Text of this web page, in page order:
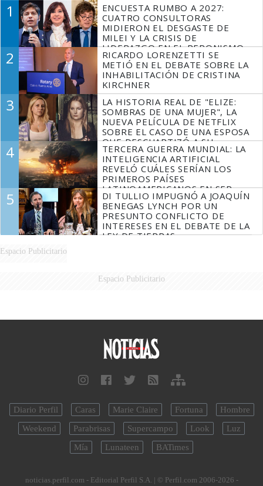
1
ENCUESTA RUMBO A 2027:
CUATRO CONSULTORAS
MIDIERON EL DESGASTE DE
MILEI Y LA CRISIS DE
LIDERAZGO EN EL PERONISMO
2
RICARDO LORENZETTI SE
METIÓ EN EL DEBATE SOBRE LA
INHABILITACIÓN DE CRISTINA
KIRCHNER
3
LA HISTORIA REAL DE "ELIZE:
SOMBRAS DE UNA MUJER", LA
NUEVA PELÍCULA DE NETFLIX
SOBRE EL CASO DE UNA ESPOSA
QUE DESCUARTIZÓ A SU
MARIDO
4
TERCERA GUERRA MUNDIAL: LA
INTELIGENCIA ARTIFICIAL
REVELÓ CUÁLES SERÍAN LOS
PRIMEROS PAÍSES
LATINOAMERICANOS EN SER
DERROTADOS
5
DI TULLIO IMPUGNÓ A JOAQUÍN
BENEGAS LYNCH POR UN
PRESUNTO CONFLICTO DE
INTERESES EN EL DEBATE DE LA
LEY DE TIERRAS
Espacio Publicitario
Espacio Publicitario
Diario Perfil Caras Marie Claire Fortuna
Hombre
Weekend
Parabrisas Supercampo Look
Luz
Mía
Lunateen BATimes
noticias.perfil.com - Editorial Perfil S.A. | © Perfil.com 2006-2026 -